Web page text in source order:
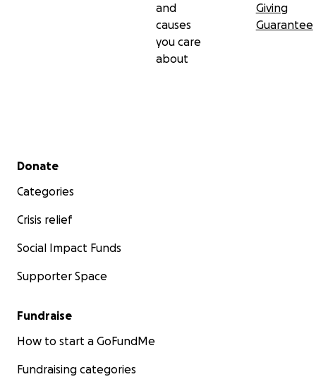
and
causes
you care
about
Giving
Guarantee
Secondary menu
Donate
Categories
Crisis relief
Social Impact Funds
Supporter Space
Fundraise
How to start a GoFundMe
Fundraising categories